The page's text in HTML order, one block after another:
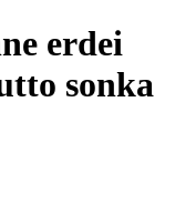
erdei
sonka